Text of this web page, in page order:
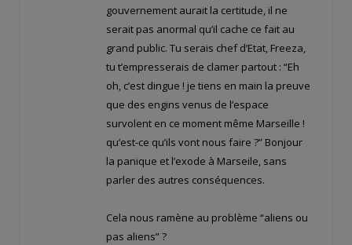
gouvernement aurait la certitude, il ne
serait pas anormal qu’il cache ce fait au
grand public. Tu serais chef d’Etat, Freeza,
tu t’empresserais de clamer partout : “Eh
oh, c’est dingue ! je tiens en main la preuve
que des engins venus de l’espace
survolent en ce moment même Marseille !
qu’est-ce qu’ils vont nous faire ?” Bonjour
la panique et l’exode à Marseile, sans
parler des autres conséquences.
Cela nous ramène au problème “aliens ou
pas aliens” ?